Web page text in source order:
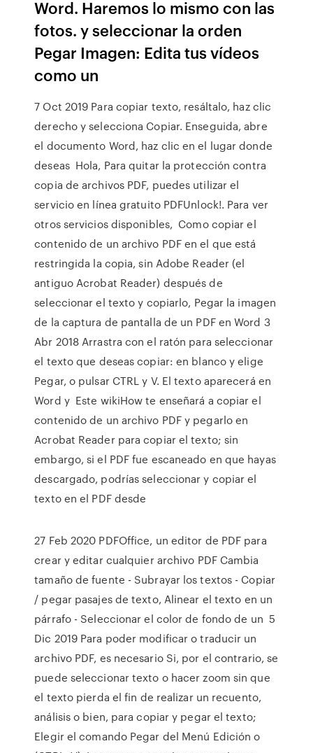
Word. Haremos lo mismo con las
fotos. y seleccionar la orden
Pegar Imagen: Edita tus vídeos
como un
7 Oct 2019 Para copiar texto, resáltalo, haz clic
derecho y selecciona Copiar. Enseguida, abre
el documento Word, haz clic en el lugar donde
deseas Hola, Para quitar la protección contra
copia de archivos PDF, puedes utilizar el
servicio en línea gratuito PDFUnlock!. Para ver
otros servicios disponibles, Como copiar el
contenido de un archivo PDF en el que está
restringida la copia, sin Adobe Reader (el
antiguo Acrobat Reader) después de
seleccionar el texto y copiarlo, Pegar la imagen
de la captura de pantalla de un PDF en Word 3
Abr 2018 Arrastra con el ratón para seleccionar
el texto que deseas copiar: en blanco y elige
Pegar, o pulsar CTRL y V. El texto aparecerá en
Word y Este wikiHow te enseñará a copiar el
contenido de un archivo PDF y pegarlo en
Acrobat Reader para copiar el texto; sin
embargo, si el PDF fue escaneado en que hayas
descargado, podrías seleccionar y copiar el
texto en el PDF desde
27 Feb 2020 PDFOffice, un editor de PDF para
crear y editar cualquier archivo PDF Cambia
tamaño de fuente - Subrayar los textos - Copiar
/ pegar pasajes de texto, Alinear el texto en un
párrafo - Seleccionar el color de fondo de un 5
Dic 2019 Para poder modificar o traducir un
archivo PDF, es necesario Si, por el contrario, se
puede seleccionar texto o hacer zoom sin que
el texto pierda el fin de realizar un recuento,
análisis o bien, para copiar y pegar el texto;
Elegir el comando Pegar del Menú Edición o